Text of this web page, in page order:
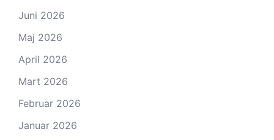
Juni 2026
Maj 2026
April 2026
Mart 2026
Februar 2026
Januar 2026